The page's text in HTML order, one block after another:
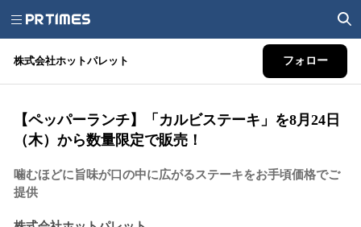
株式会社ホットパレット フォロー
【ペッパーランチ】「カルビステーキ」を8月24日
（木）から数量限定で販売！
噛むほどに旨味が口の中に広がるステーキをお手頃価格でご
提供